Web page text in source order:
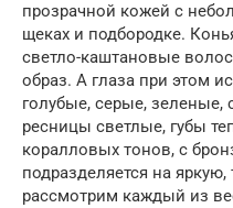
прозрачной кожей с
щеках и подбородке.
светло-каштановые
образ. А глаза при этом
голубые, серые, зеленые,
ресницы светлые, губы
коралловых тонов, с
подразделяется на
рассмотрим каждый из